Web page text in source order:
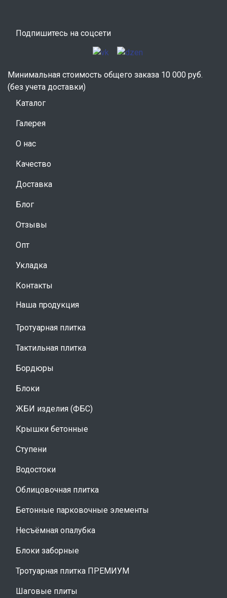
Подпишитесь на соцсети
Минимальная стоимость общего заказа 10 000 руб.
(без учета доставки)
Каталог
Галерея
О нас
Качество
Доставка
Блог
Отзывы
Опт
Укладка
Контакты
Наша продукция
Тротуарная плитка
Тактильная плитка
Бордюры
Блоки
ЖБИ изделия (ФБС)
Крышки бетонные
Ступени
Водостоки
Облицовочная плитка
Бетонные парковочные элементы
Несъёмная опалубка
Блоки заборные
Тротуарная плитка ПРЕМИУМ
Шаговые плиты